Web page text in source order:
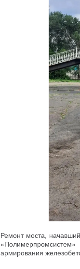
Ремонт моста,
«Полимерпромсистем»
армирования